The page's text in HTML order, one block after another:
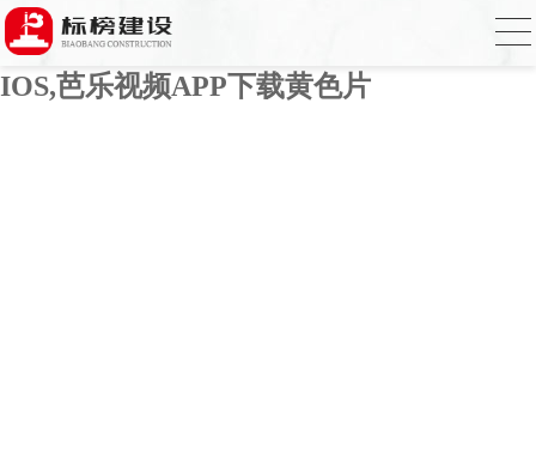
芭乐APP官方网站下载进入,芭乐APP下载
网址进入18免费破解,芭乐视频APP下载
IOS,芭乐视频APP下载黄色片